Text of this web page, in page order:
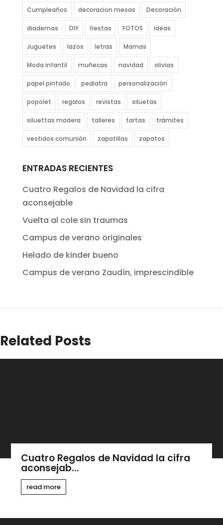
Cumpleaños decoracion mesas Decoración
diademas DIY fiestas FOTOS ideas
Juguetes lazos letras Mamas
Moda infantil muñecas navidad olivias
papel pintado pediatra personalización
popolet regalos revistas siluetas
siluettas madera talleres tartas trámites
vestidos comunión zapatillas zapatos
ENTRADAS RECIENTES
Cuatro Regalos de Navidad la cifra
aconsejable
Vuelta al cole sin traumas
Campus de verano originales
Helado de kinder bueno
Campus de verano Zaudín, imprescindible
Related Posts
Cuatro Regalos de Navidad la cifra
aconsejab...
read more